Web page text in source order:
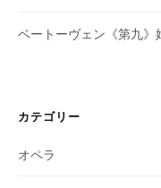
ベートーヴェン《第九》
カテゴリー
オペラ